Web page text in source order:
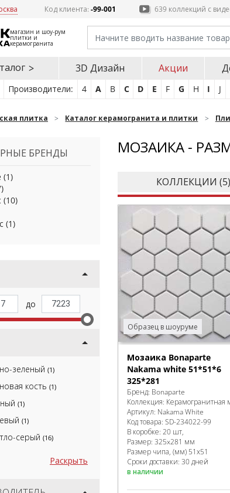
Код клиента:-99-001 639 коллекций с
магазин и шоу-рум
плитки и
керамогранита
3D Дизайн Акции
Производители: 4 A B C D E F G H I J
плитка Каталог керамогранита и плитки
БРЕНДЫ
(1)
(10)
(1)
зеленый (1)
кость (1)
(1)
(1)
серый (16)
Раскрыть
МОЗАИКА -
КОЛЛЕКЦИИ (5)
Образец в шоуруме
Мозаика Bonaparte
Nakama white 51*51*6
325*281
Бренд: Bonaparte
Коллекция: Керамогранитная
Артикул: Nakama White
Код товара: SD-234022-99
В коробке: 20 шт,
Размер: 325x281 мм
Размер чипа, (мм) 51х51
Сроки доставки: 30 дней
в наличии